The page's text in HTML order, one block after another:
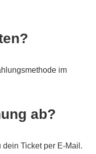
im
ab?
Ticket per E-Mail.